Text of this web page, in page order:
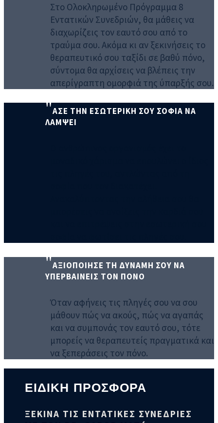
Στο Ολοκληρωμένο Πρόγραμμα 8
Εντατικών Συνεδριών, θα μάθεις να
διαχωρίζεις τον εαυτό σου από το
τραύμα σου. Ακόμα κι αν ξεκινήσεις το
θεραπευτικό σου ταξίδι σε βαθύ πόνο,
σύντομα θα αρχίσεις να βλέπεις την
απερίγραπτη ομορφιά της ύπαρξής σου.
ΑΣΕ ΤΗΝ ΕΣΩΤΕΡΙΚΗ ΣΟΥ ΣΟΦΙΑ ΝΑ
ΛΑΜΨΕΙ
ΑΞΙΟΠΟΙΗΣΕ ΤΗ ΔΥΝΑΜΗ ΣΟΥ ΝΑ
ΥΠΕΡΒΑΙΝΕΙΣ ΤΟΝ ΠΟΝΟ
Όταν αφήνεις τις πληγές σου να σου
μάθουν πώς να ακούς, πώς να αγαπάς
και να συμπονάς τον εαυτό σου, τότε
μπορείς να θεραπευτείς πραγματικά και
να ξεπεράσεις τον πόνο.
ΕΙΔΙΚΗ ΠΡΟΣΦΟΡΑ
ΞΕΚΙΝΑ ΤΙΣ ΕΝΤΑΤΙΚΕΣ ΣΥΝΕΔΡΙΕΣ